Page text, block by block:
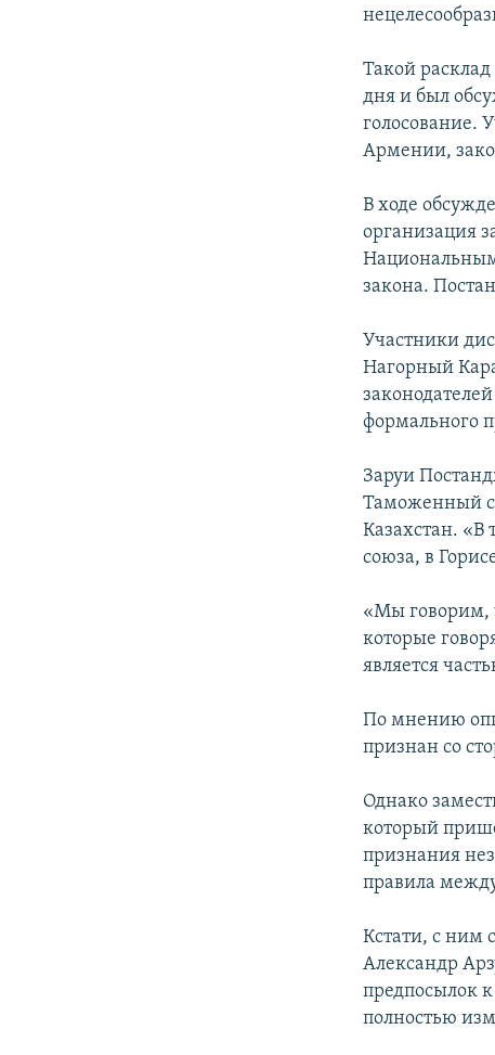
Такой расклад
дня и был
голосование.
Армении,
В ходе
организация
закона.
Участники
Нагорный
формального
Заруи
Таможенный
Казахстан. «В
союза, в
«Мы говорим,
которые
является
По мнению
признан со
Однако
который
признания
правила
Кстати, с ним
Александр
предпосылок
полностью